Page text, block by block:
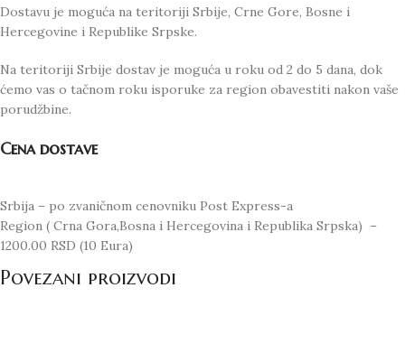
Dostavu je moguća na teritoriji Srbije, Crne Gore, Bosne i
Hercegovine i Republike Srpske.
Na teritoriji Srbije dostav je moguća u roku od 2 do 5 dana, dok
ćemo vas o tačnom roku isporuke za region obavestiti nakon vaše
porudžbine.
Cena dostave
Srbija – po zvaničnom cenovniku Post Express-a
Region ( Crna Gora,Bosna i Hercegovina i Republika Srpska) –
1200.00 RSD (10 Eura)
Povezani proizvodi